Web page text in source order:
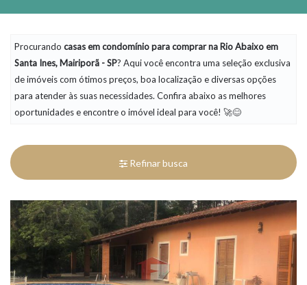
Procurando casas em condomíniopara comprar na Rio Abaixo em
Santa Ines, Mairiporã - SP? Aqui você encontra uma seleção exclusiva
de imóveis com ótimos preços, boa localização e diversas opções
para atender às suas necessidades. Confira abaixo as melhores
oportunidades e encontre o imóvel ideal para você! 🚀😊
Refinar busca